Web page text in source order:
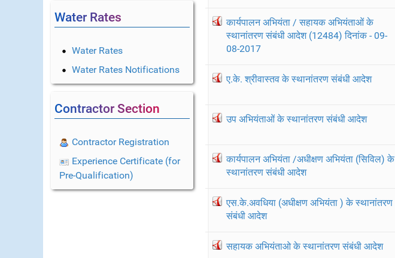
Water Rates
Water Rates
Water Rates Notifications
Contractor Section
Contractor Registration
Experience Certificate (for
Pre-Qualification)
कार्यपालन अभियंता / सहायक अभियंताओं के
स्थानांतरण संबंधी आदेश (12484) दिनांक - 09-
08-2017
ए.के. श्रीवास्तव के स्थानांतरण संबंधी आदेश
उप अभियंताओं के स्थानांतरण संबंधी आदेश
कार्यपालन अभियंता /अधीक्षण अभियंता (सिविल) के
स्थानांतरण संबंधी आदेश
एस.के.अवधिया (अधीक्षण अभियंता ) के स्थानांतरण
संबंधी आदेश
सहायक अभियंताओ के स्थानांतरण संबंधी आदेश